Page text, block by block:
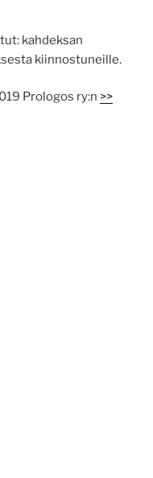
kahdeksan
kiinnostuneille.
Prologos ry:n >>